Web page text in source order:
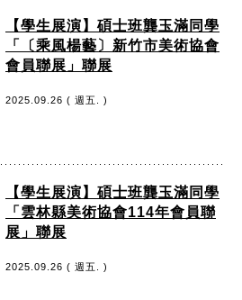
【學生展演】碩士班龔玉滿同學
「〔乘風楊藝〕新竹市美術協會
會員聯展」聯展
2025.09.26 ( 週五. )
【學生展演】碩士班龔玉滿同學
「雲林縣美術協會114年會員聯
展」聯展
2025.09.26 ( 週五. )